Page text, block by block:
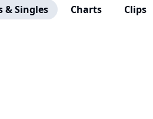
& Singles Charts Clips